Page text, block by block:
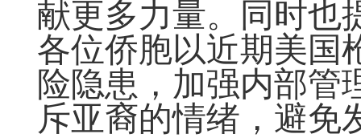
献更多力量。同时也
各位侨胞以近期美国
险隐患，加强内部管
斥亚裔的情绪，避免